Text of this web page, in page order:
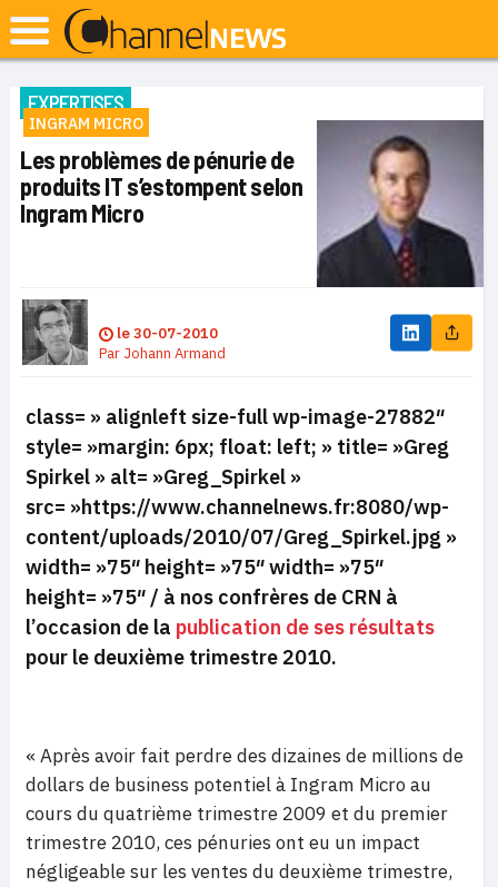
EXPERTISES
INGRAM MICRO
Les problèmes de pénurie de
produits IT s’estompent selon
Ingram Micro
le30-07-2010
Par Johann Armand
class= » alignleft size-full wp-image-27882″
style= »margin: 6px; float: left; » title= »Greg
Spirkel » alt= »Greg_Spirkel »
src= »https://www.channelnews.fr:8080/wp-
content/uploads/2010/07/Greg_Spirkel.jpg »
width= »75″ height= »75″ width= »75″
height= »75″ / à nos confrères de CRN à
l’occasion de la publication de ses résultats
pour le deuxième trimestre 2010.
« Après avoir fait perdre des dizaines de millions de
dollars de business potentiel à Ingram Micro au
cours du quatrième trimestre 2009 et du premier
trimestre 2010, ces pénuries ont eu un impact
négligeable sur les ventes du deuxième trimestre,